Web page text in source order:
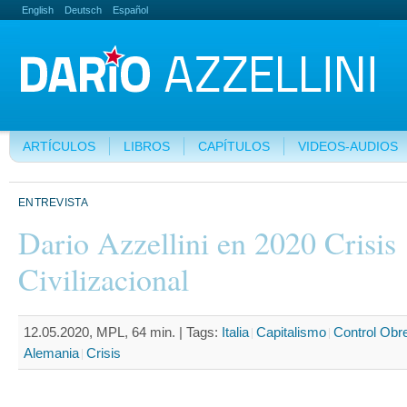
English Deutsch Español
ARTÍCULOS LIBROS CAPÍTULOS VIDEOS-AUDIOS
ENTREVISTA
Dario Azzellini en 2020 Crisis
Civilizacional
12.05.2020, MPL, 64 min. | Tags: Italia Capitalismo Control
Alemania Crisis